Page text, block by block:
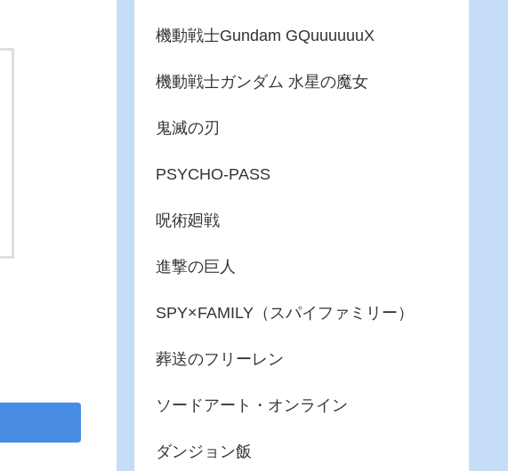
機動戦士Gundam GQuuuuuuX
機動戦士ガンダム 水星の魔女
鬼滅の刃
PSYCHO-PASS
呪術廻戦
進撃の巨人
SPY×FAMILY（スパイファミリー）
葬送のフリーレン
ソードアート・オンライン
ダンジョン飯